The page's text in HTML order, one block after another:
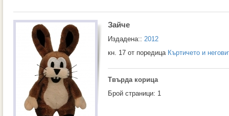
Зайче
Издадена:: 2012
кн. 17 от поредица Къртичето и
Твърда корица
Брой страници: 1